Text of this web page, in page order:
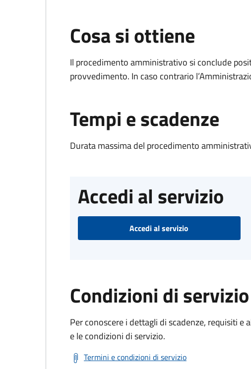
Cosa si ottiene
Il procedimento amministrativo si conclude
provvedimento. In caso contrario
Tempi e scadenze
Durata massima del procedimento
Accedi al servizio
Accedi al servizio
Condizioni di servizio
Per conoscere i dettagli di scadenze, requisiti
e le condizioni di servizio.
Termini e condizioni di servizio